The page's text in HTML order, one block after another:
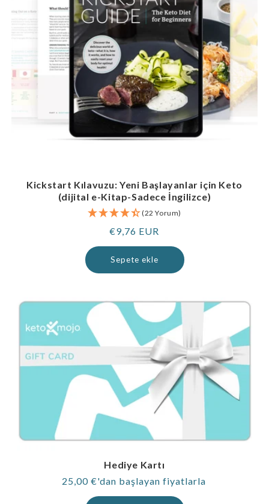
Kickstart Kılavuzu: Yeni Başlayanlar için Keto
(dijital e-Kitap-Sadece İngilizce)
(22 Yorum)
Normal
fiyat
€9,76 EUR
Sepete ekle
Hediye Kartı
Normal
25,00 €'dan başlayan fiyatlarla